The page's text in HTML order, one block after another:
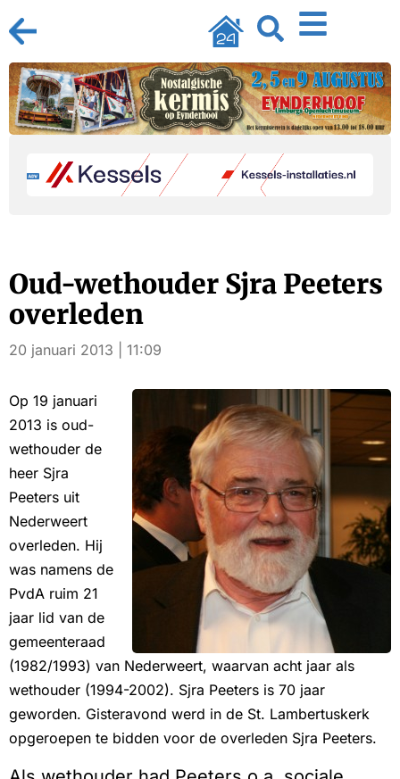
Oud-wethouder Sjra Peeters
overleden
20 januari 2013 | 11:09
Op 19 januari
2013 is oud-
wethouder de
heer Sjra
Peeters uit
Nederweert
overleden. Hij
was namens de
PvdA ruim 21
jaar lid van de
gemeenteraad
(1982/1993) van Nederweert, waarvan acht jaar als
wethouder (1994-2002). Sjra Peeters is 70 jaar
geworden. Gisteravond werd in de St. Lambertuskerk
opgeroepen te bidden voor de overleden Sjra Peeters.